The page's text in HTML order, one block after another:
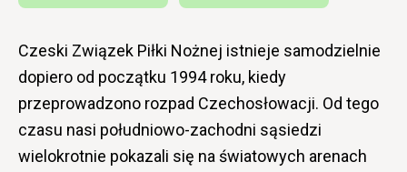
Czeski Związek Piłki Nożnej istnieje samodzielnie
dopiero od początku 1994 roku, kiedy
przeprowadzono rozpad Czechosłowacji. Od tego
czasu nasi południowo-zachodni sąsiedzi
wielokrotnie pokazali się na światowych arenach